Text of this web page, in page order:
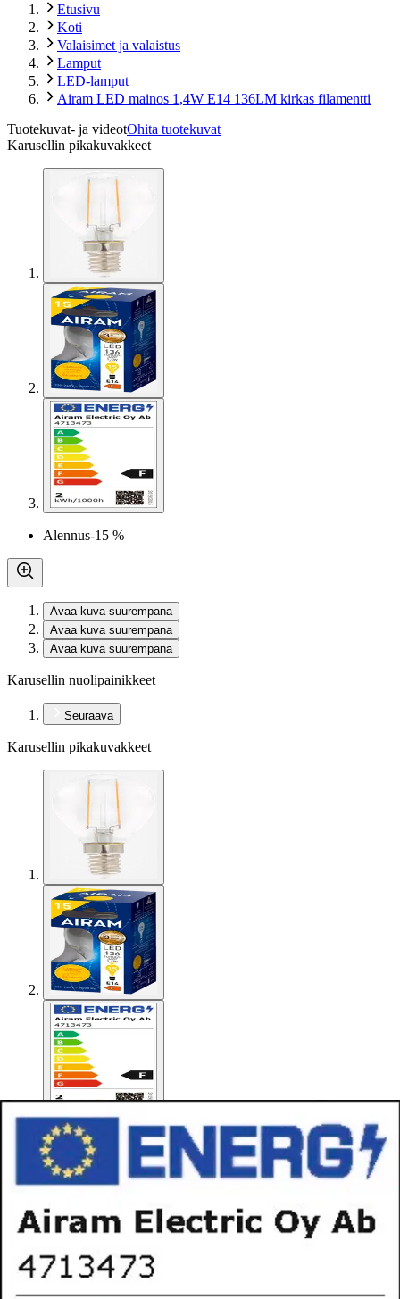
Etusivu
Koti
Valaisimet ja valaistus
Lamput
LED-lamput
Airam LED mainos 1,4W E14 136LM kirkas filamentti
Tuotekuvat- ja videotOhita tuotekuvat
Karusellin pikakuvakkeet
Alennus-15 %
Avaa kuva suurempana
Avaa kuva suurempana
Avaa kuva suurempana
Karusellin nuolipainikkeet
Seuraava
Karusellin pikakuvakkeet
Airam
Airam LED mainos 1,4W E14
136LM kirkas filamentti
Alennettu hinta 2,54 €